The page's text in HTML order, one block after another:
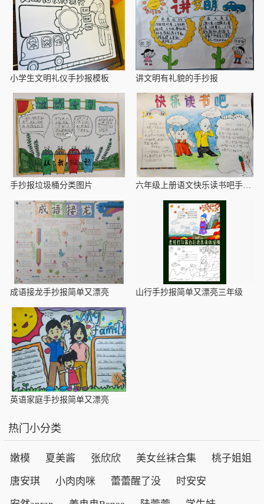
小学生文明礼仪手抄报模板 讲文明有礼貌的手抄报
手抄报垃圾桶分类图片 六年级上册语文快乐读书吧手抄报
成语接龙手抄报简单又漂亮 山行手抄报简单又漂亮三年级
英语家庭手抄报简单又漂亮
热门小分类
嫩模 夏美酱 张欣欣 美女丝袜合集 桃子姐姐
唐安琪 小肉肉咪 蕾蕾醒了没 时安安